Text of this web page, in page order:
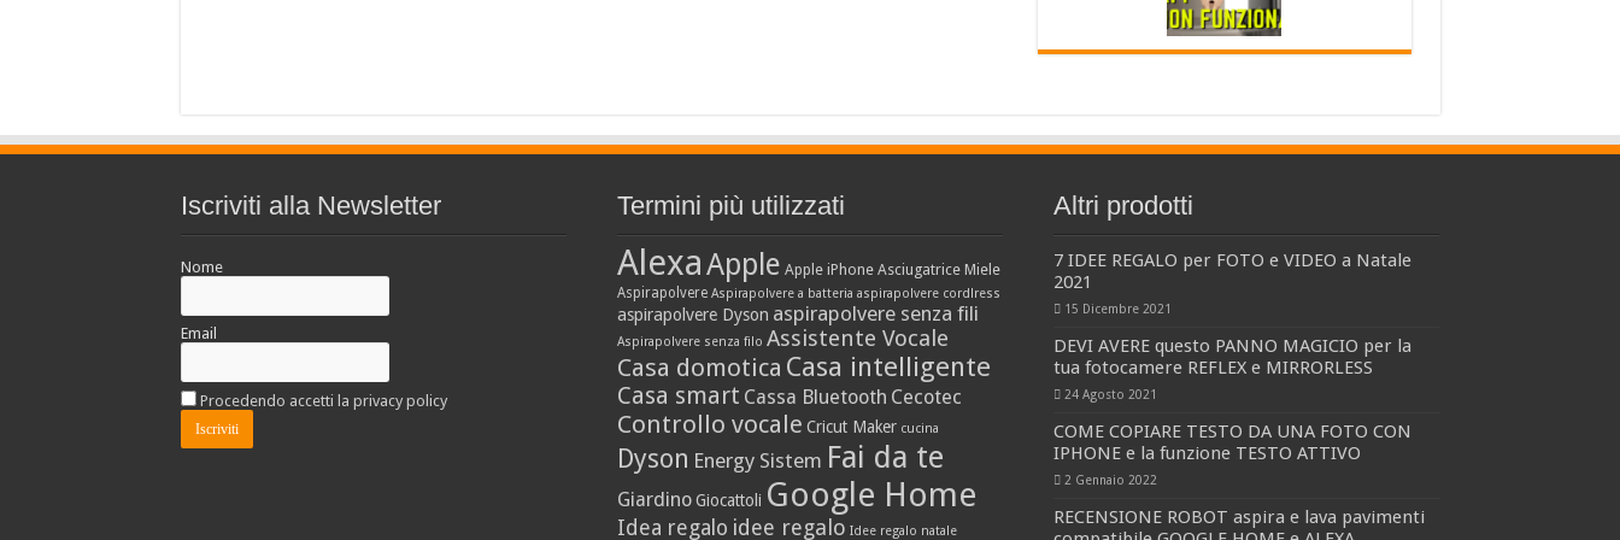
Iscriviti alla Newsletter
Nome
Email
Procedendo accetti la privacy policy
Termini più utilizzati
AlexaApple Apple iPhone Asciugatrice Miele
Aspirapolvere Aspirapolvere a batteria aspirapolvere cordlress
aspirapolvere Dyson aspirapolvere senza fili
Aspirapolvere senza filo Assistente Vocale
Casa domotica Casa intelligente
Casa smart Cassa Bluetooth Cecotec
Controllo vocale Cricut Maker cucina
Dyson Energy Sistem Fai da te
Giardino Giocattoli Google Home
Idea regalo idee regalo Idee regalo natale
Altri prodotti
7 IDEE REGALO per FOTO e VIDEO a Natale
2021
15 Dicembre 2021
DEVI AVERE questo PANNO MAGICIO per la
tua fotocamere REFLEX e MIRRORLESS
24 Agosto 2021
COME COPIARE TESTO DA UNA FOTO CON
IPHONE e la funzione TESTO ATTIVO
2 Gennaio 2022
RECENSIONE ROBOT aspira e lava pavimenti